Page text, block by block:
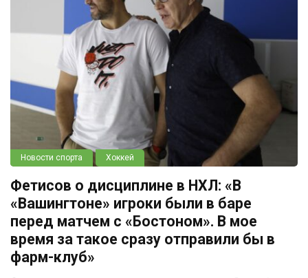
Новости спорта Хоккей
Фетисов о дисциплине в НХЛ: «В
«Вашингтоне» игроки были в баре
перед матчем с «Бостоном». В мое
время за такое сразу отправили бы в
фарм-клуб»